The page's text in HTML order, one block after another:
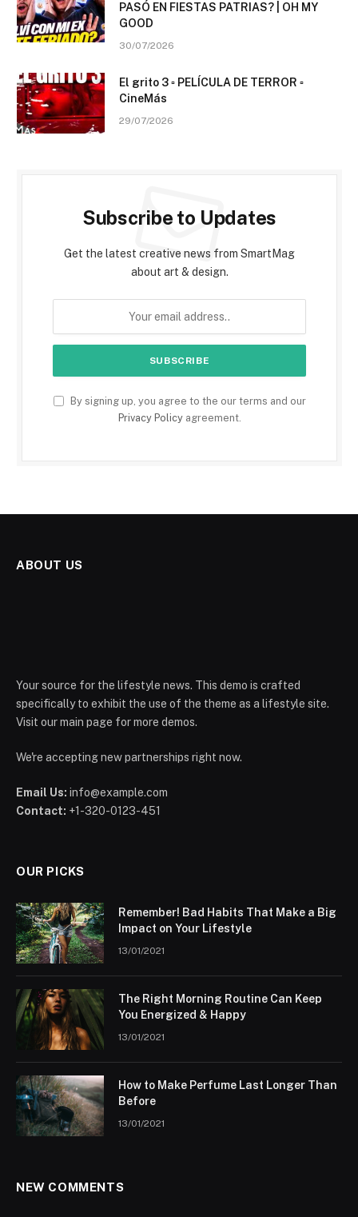
PASÓ EN FIESTAS PATRIAS? | OH MY
GOOD
30/07/2026
El grito 3 ▫️ PELÍCULA DE TERROR ▫️
CineMás
29/07/2026
Subscribe to Updates
Get the latest creative news from SmartMag
about art & design.
By signing up, you agree to the our terms and our
Privacy Policyagreement.
ABOUT US
Your source for the lifestyle news. This demo is crafted
specifically to exhibit the use of the theme as a lifestyle site.
Visit our main page for more demos.
We're accepting new partnerships right now.
Email Us: info@example.com
Contact: +1-320-0123-451
OUR PICKS
Remember! Bad Habits That Make a Big
Impact on Your Lifestyle
13/01/2021
The Right Morning Routine Can Keep
You Energized & Happy
13/01/2021
How to Make Perfume Last Longer Than
Before
13/01/2021
NEW COMMENTS